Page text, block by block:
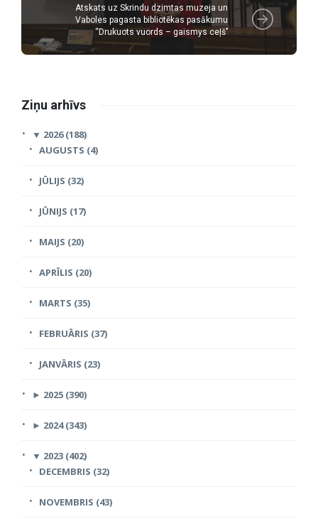
Atskats uz Skrindu dzimtas muzeja un
Vaboles pagasta bibliotēkas pasākumu
“Drukuots vuords – gaismys ceļš’’
Ziņu arhīvs
▼ 2026 (188)
AUGUSTS (4)
JŪLIJS (32)
JŪNIJS (17)
MAIJS (20)
APRĪLIS (20)
MARTS (35)
FEBRUĀRIS (37)
JANVĀRIS (23)
► 2025 (390)
► 2024 (343)
▼ 2023 (402)
DECEMBRIS (32)
NOVEMBRIS (43)